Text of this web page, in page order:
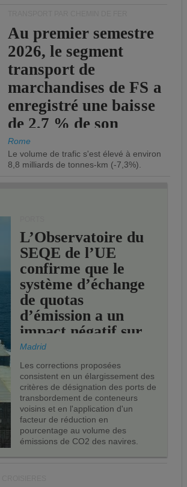
Au premier semestre
2026, le segment
transport de
marchandises de FS a
enregistré une baisse
de 2,7 % de son
chiffre d'affaires
opérationnel.
Rome
Le volume de trafic s'est élevé à environ
8,8 milliards de tonnes-km (-7,3%).
L’Observatoire du
SEQE de l’UE
confirme que le
système d’échange
de quotas
d’émission a un
impact négatif sur
les ports de l’UE.
Madrid
Les corrections proposées
consistent en un élargissement des
critères de désignation des ports de
transbordement de conteneurs
voisins et en l'application d'un
facteur de réduction en
pourcentage au volume des
émissions de CO2 des navires.